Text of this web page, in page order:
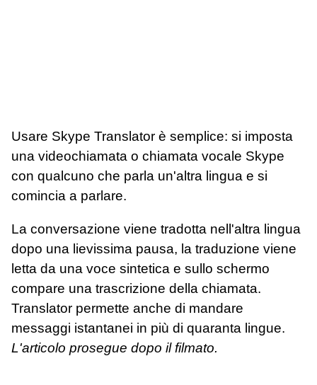
Usare Skype Translator è semplice: si imposta
una videochiamata o chiamata vocale Skype
con qualcuno che parla un'altra lingua e si
comincia a parlare.
La conversazione viene tradotta nell'altra lingua
dopo una lievissima pausa, la traduzione viene
letta da una voce sintetica e sullo schermo
compare una trascrizione della chiamata.
Translator permette anche di mandare
messaggi istantanei in più di quaranta lingue.
L'articolo prosegue dopo il filmato.